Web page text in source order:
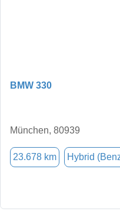
BMW 330
München, 80939
23.678 km Hybrid